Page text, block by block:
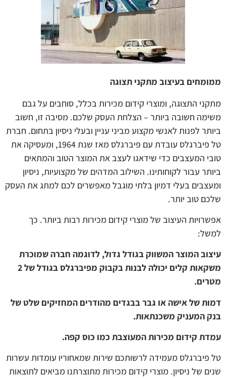
ממומחים בעיצוב מתקני תצוגה
מתקני התצוגה, ומוצרי קידום מכירות בכלל, סוחבים על גבם
משימה חשובה ביותר – הצלחת העסק שלכם. מסיבה זו, חשוב
ביותר לפנות לאנשי מקצוע מביני עניין ובעלי ניסיון בתחום. חברת
טל פיברגלס עובדת עם פיברגלס מאז שנת 1964, ומעסיקה את
טובי המעצבים כדי שידאגו לעצב את המוצר הטוב והמתאים
ביותר עבור לקוחותינו. השילוב המדהים של מקצועיות, ניסיון
ומעצבים בעלי דמיון בלתי מוגבל מאפשרים לכם למתג את העסק
שלכם טוב יותר.
אפשרויות העיצוב של מוצרי קידום מכירות רבות ביותר. כך
למשל:
עיצוב המוצר המשווק בגודל גדול, לדוגמה חברה שמוכרת
משקאות קלים יכולה לבנות בקבוק מפיברגלס בגודל של 2
מטרים.
דמות של אישה או גבר בבגדים מהודרים המחזיקים שלט של
בנק המעניק משכנתאות.
עמדת קידום מכירות המעוצבת כמו כוס קפה.
טל פיברגלס מעמידה לרשותכם שירות שמאחוריו עומדות עשרות
שנים של ניסיון. מוצרי קידום מכירות מתוצרתנו מביאים לתוצאות